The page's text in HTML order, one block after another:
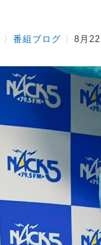
〉 番組ブログ 〉 8月